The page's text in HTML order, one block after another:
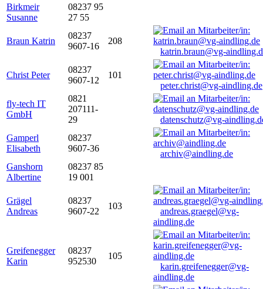
Birkmeir
Susanne
08237 95
27 55
Braun Katrin
08237
9607-16
208
katrin.braun@vg-
Christ Peter
08237
9607-12
101
peter.christ@vg-aindling.de
fly-tech IT
GmbH
0821
207111-
29
datenschutz@vg-
Gamperl
Elisabeth
08237
9607-36
archiv@aindling.de
Ganshorn
Albertine
08237 85
19 001
Grägel
Andreas
08237
9607-22
103
andreas.graegel@vg-
aindling.de
Greifenegger
Karin
08237
952530
105
karin.greifenegger@vg-
aindling.de